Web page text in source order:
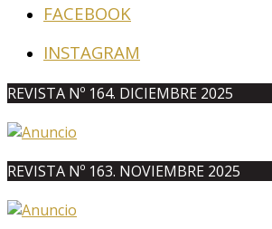
FACEBOOK
INSTAGRAM
REVISTA Nº 164. DICIEMBRE 2025
REVISTA Nº 163. NOVIEMBRE 2025